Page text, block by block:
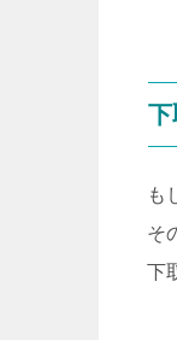
下
も
そ
下